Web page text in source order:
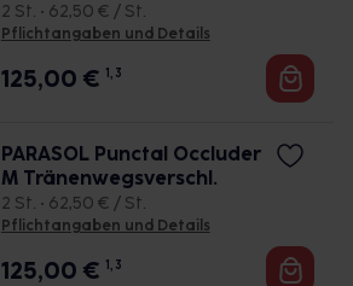
2 St. • 62,50 € / St.
Pflichtangaben und Details
125,00 € 1, 3
PARASOL Punctal Occluder
M Tränenwegsverschl.
2 St. • 62,50 € / St.
Pflichtangaben und Details
125,00 € 1, 3